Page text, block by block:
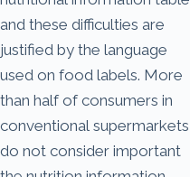
and these difficulties are
justified by the language
used on food labels. More
than half of consumers in
conventional supermarkets
do not consider important